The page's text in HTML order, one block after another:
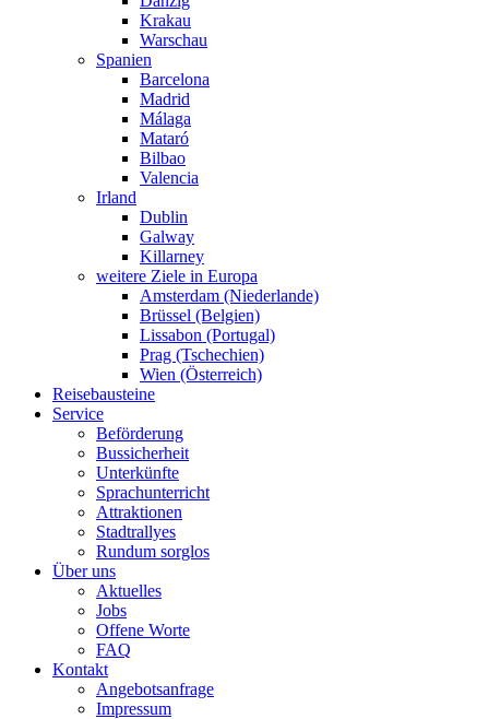
Krakau
Warschau
Spanien
Barcelona
Madrid
Málaga
Mataró
Bilbao
Valencia
Irland
Dublin
Galway
Killarney
weitere Ziele in Europa
Amsterdam (Niederlande)
Brüssel (Belgien)
Lissabon (Portugal)
Prag (Tschechien)
Wien (Österreich)
Reisebausteine
Service
Beförderung
Bussicherheit
Unterkünfte
Sprachunterricht
Attraktionen
Stadtrallyes
Rundum sorglos
Über uns
Aktuelles
Jobs
Offene Worte
FAQ
Kontakt
Angebotsanfrage
Impressum